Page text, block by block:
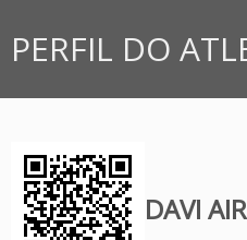
PERFIL DO
DAVI